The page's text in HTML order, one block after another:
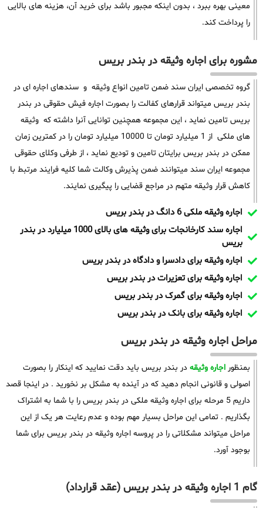
معینی بهره ببرد ، بدون اینکه مجبور باشد برای خرید آن، هزینه های بالایی
را پرداخت کند.
مشوره برای اجاره وثیقه در بندر بریس
گروه تخصصی ایران سند ضمن تامین انواع وثیقه و سندهای اجاره ای در
بندر بریس میتواند قرارهای کفالت را بصورت اجاره فیش حقوقی در بندر
بریس تامین نماید ، این مجموعه همچنین توانایی آنرا داشته که وثیقه
های ملکی از 1 میلیارد تومان تا 10000 میلیارد تومان را در کمترین زمان
ممکن در بندر بریس برایتان تامین و تودیع نماید ، از طرفی وکلای حقوقی
مجموعه ایران سند میتوانند ضمن پذیرش وکالت شما کلیه فرایند مرتبط با
کاهش قرار وثیقه متهم در مراجع قضایی را پیگیری نمایند.
اجاره وثیقه ملکی 6 دانگ در بندر بریس
اجاره سند کارخانجات برای وثیقه های بالای 1000 میلیارد در بندر
بریس
اجاره وثیقه برای دادسرا و دادگاه در بندر بریس
اجاره وثیقه برای تعزیرات در بندر بریس
اجاره وثیقه برای گمرک در بندر بریس
اجاره وثیقه برای بانک در بندر بریس
مراحل اجاره وثیقه در بندر بریس
بمنظور اجاره وثیقه در بندر بریس باید دقت نمایید که اینکار را بصورت
اصولی و قانونی انجام دهید که در آینده به مشکل بر نخورید . در اینجا قصد
داریم 5 مرحله برای اجاره وثیقه ملکی در بندر بریس را با شما به اشتراک
بگذاریم . تمامی این مراحل بسیار مهم بوده و عدم رعایت هر یک از این
مراحل میتواند مشکلاتی را در پروسه اجاره وثیقه در بندر بریس برای شما
بوجود آورد.
گام 1 اجاره وثیقه در بندر بریس (عقد قرارداد)